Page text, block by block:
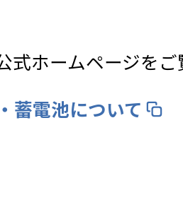
式ホームページを
蓄電池について